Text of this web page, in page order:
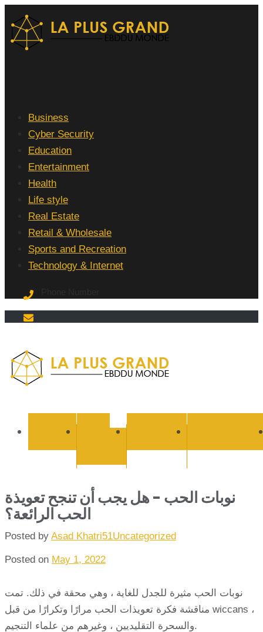
to
content
Business
Cyber Security
Education
Entertainment
Health
Life style
Real Estate
Retail & Wholesale
Sports and Recreation
Technology & Internet
Ebddu
BUSINESS EDUCATION
نوبات الحب - هل يجب أن تنجح تعويذة
الحب الرائعة؟
Posted by Asad Khatri51Uncategorized
Posted on May 1, 2022
نوبات الحب مثيرة للجدل للغاية ، وهي محقة في ذلك. تمت
مناقشة فكرة تعويذات الحب مرارًا وتكرارًا من قبل wiccans ،
والسحرة التقليديين ، وغيرهم من علماء التنجيم.